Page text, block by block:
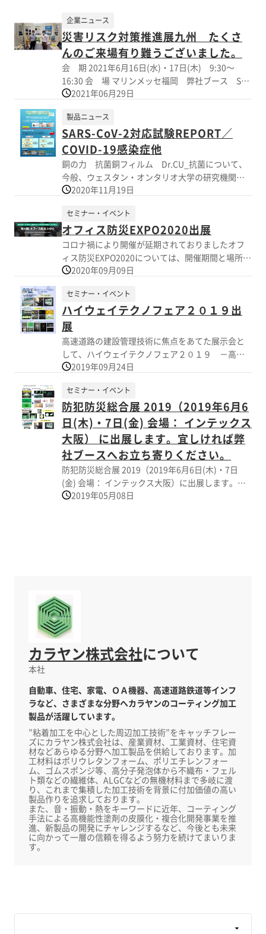
災害リスク対策推進展九州 たくさ
んのご来場有り難うございました。
企業ニュース
会 期 2021年6月16日(水)・17日(木) 9:30～
16:30 会 場 マリンメッセ福岡 弊社ブース S-
18 ・コロナ禍状況ではありましたが、会期中は予
ざいました。展示物及び関連Topicsを下記の通り
まとめました。 ・飛散・割れ防止対策シート／用
途は現状、高速道路標示物の保護主体ですが、新
たな用途事例として本年２月戸建て住宅窓に実装
した様子をモニター放映し好評でした。 ・蓄光材
料／印刷加飾を施した各種蓄光材料と反射蓄光
（NETIS仕様）を展示、廉価仕様として新たに上市
したP-3タイプと円柱ポールに巻き付け可能な柔軟
性のある反射蓄光（開発中）を展示、注目を集め
ました。 蓄光シーリング材については、少量チュ
ーブ容器入り見本（開発中：アクリルベース）を
展示、ホームセンター向けや道路工事でのマーキ
ング剤として用途が広がりそうです。 ・キャンプ
用途向け部品として、反射蓄光端材を利用したペ
グマーク製品を展示し好評でした。 ・抗菌その他
／抗菌材料Dr.CUを用いたドアノブ実装部品、新た
に上市した感圧型壁紙（施工後に光触媒塗布）に
引き合い多数。
2021年06月29日
SARS-CoV-2対応試験REPORT／
COVID-19感染症他
製品ニュース
銅の力 抗菌銅フィルム Dr.CU_抗菌について、
今般、ウェスタン・オンタリオ大学の研究機関
ImPaKT FacilityによるCOVID-19感染症原因菌
SARS-CoV-2について99.99%不活性化効果が確認
出来ました。 この他、同様に国際研究機関である
ブラジルカンピーナス州立大学生物学研究所の
REPORTでは、コロナウイルスMHV属ベータコロナ
ウイルス を対象とした試験で結果は上記同様、フ
ナウィルスタイプ229 E）でも上記同様の内容で
す。 国内試験機関では、抗菌試験（大腸菌・黄色
ブドウ球菌）を実施済みであり、現在、SIAAマー
ク（適正で安心できる抗菌・防カビ加工製品の普
及目的）の取得作業を進めております。 製品詳細
については、カタログ公開情報をご覧ください。
※本製品は傷病治療及び予防を趣意とするもので
はありません。 ※医療品・医療機器等の医療を⽬
的としたものではありません。 ※国際研究機関の
試験結果は、実際の使⽤状況次第で異なる場合が
あります。
2020年11月19日
オフィス防災EXPO2020出展
セミナー・イベント
コロナ禍により開催が延期されておりましたオフ
ィス防災EXPO2020については、開催期間と場所を
下記に変更して開催されます。 弊社は主に高輝度
禍対策材料をブースにて展示いたしますので、ご
来場のほど宜しくお願い申し上げます。 第14回 オ
フィス防災 EXPO 日時 : 2020年9月16日(水)～18日
(金) 10:00-18:00（最終日のみ17:00まで) 場所 : 幕
張メッセ
2020年09月09日
ハイウェイテクノフェア２０１９出
展
セミナー・イベント
高速道路の建設管理技術に焦点をあてた展示会と
して、ハイウェイテクノフェア２０１９ －高速
道路を支える最先端技術－に出展いたします。 主
対策シートです。 お近くにお寄りの際は是非とも
弊社展示ブースへお立ち寄りください。 開 催
日 時 令和元年１０月８日（火）～１０月９日
（水） 一般開場１０：００ 閉場１７：００ 開
催 場 所 東京国際展示場（東京ビッグサイト）
青海展示棟 A・Bホール カラヤン株式会社ブー
ス Ｐ-０４ 主催・共催・後援 主 催：公益財団法
人 高速道路調査会 共 催：東日本高速道路
（株）、中日本高速道路（株）、西日本高速道路
2019年09月24日
防犯防災総合展 2019（2019年6月6
日(木)・7日(金) 会場： インテックス
大阪） に出展します。宜しければ弊
社ブースへお立ち寄りください。
セミナー・イベント
防犯防災総合展 2019（2019年6月6日(木)・7日
(金) 会場： インテックス大阪）に出展します。宜
しければ弊社ブースへお立ち寄りください。 カラ
2019年05月08日
カラヤン株式会社について
本社
自動車、住宅、家電、ＯＡ機器、高速道路鉄道等インフ
ラなど、さまざまな分野へカラヤンのコーティング加工
製品が活躍しています。
”粘着加工を中心とした周辺加工技術”をキャッチフレー
ズにカラヤン株式会社は、産業資材、工業資材、住宅資
材などあらゆる分野へ加工製品を供給しております。加
工材料はポリウレタンフォーム、ポリエチレンフォー
ム、ゴムスポンジ等、高分子発泡体から不織布・フェル
ト類などの繊維体、ALGCなどの無機材料まで多岐に渡
り、これまで集積した加工技術を背景に付加価値の高い
製品作りを追求しております。
また、音・振動・熱をキーワードに近年、コーティング
手法による高機能性塗剤の皮膜化・複合化開発事業を推
進、新製品の開発にチャレンジするなど、今後とも未来
に向かって一層の信頼を得るよう努力を続けてまいりま
す。